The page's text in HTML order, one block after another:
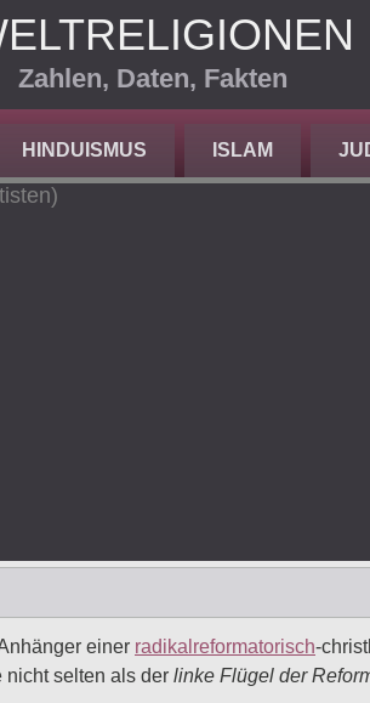
Zahlen, Daten, Fakten
HINDUISMUS ISLAM
einer radikalreformatorisch-
nicht selten als der linke Flügel der